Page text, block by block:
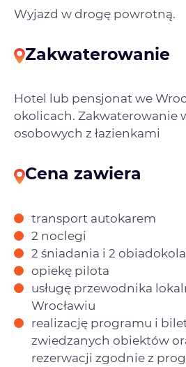
Wyjazd w drogę powrotną.
Zakwaterowanie
Hotel lub pensjonat we
okolicach. Zakwaterowanie
osobowych z łazienkami
Cena zawiera
transport autokarem
2 noclegi
2 śniadania i 2
opiekę pilota
usługę przewodnika
Wrocławiu
realizację programu i
zwiedzanych obiektów
rezerwacji zgodnie z